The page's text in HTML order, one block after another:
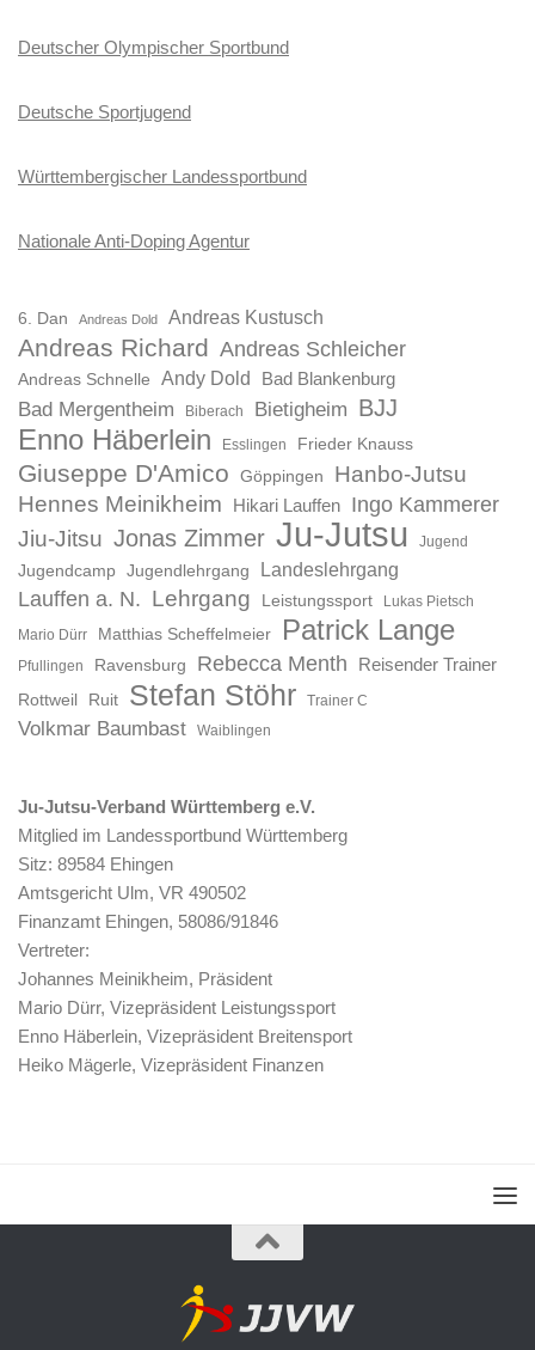
Deutscher Olympischer Sportbund
Deutsche Sportjugend
Württembergischer Landessportbund
Nationale Anti-Doping Agentur
6. Dan Andreas Dold Andreas Kustusch
Andreas Richard Andreas Schleicher
Andreas Schnelle Andy Dold Bad Blankenburg
Bad Mergentheim Biberach Bietigheim BJJ
Enno Häberlein Esslingen Frieder Knauss
Giuseppe D'Amico Göppingen
Hanbo-Jutsu
Hennes Meinikheim
Hikari Lauffen Ingo Kammerer
Jiu-Jitsu Jonas Zimmer Ju-Jutsu Jugend
Jugendcamp Jugendlehrgang Landeslehrgang
Lauffen a. N. Lehrgang Leistungssport
Lukas Pietsch
Mario Dürr
Matthias Scheffelmeier Patrick Lange
Pfullingen Ravensburg Rebecca Menth Reisender Trainer
Rottweil Ruit Stefan Stöhr Trainer C
Volkmar Baumbast Waiblingen
Ju-Jutsu-Verband Württemberg e.V.
Mitglied im Landessportbund Württemberg
Sitz: 89584 Ehingen
Amtsgericht Ulm, VR 490502
Finanzamt Ehingen, 58086/91846
Vertreter:
Johannes Meinikheim, Präsident
Mario Dürr, Vizepräsident Leistungssport
Enno Häberlein, Vizepräsident Breitensport
Heiko Mägerle, Vizepräsident Finanzen